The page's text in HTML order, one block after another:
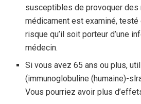
susceptibles de provoquer des
médicament est examiné,
risque qu’il soit porteur d’une
médecin.
Si vous avez 65 ans ou plus,
(immunoglobuline (humaine)-
Vous pourriez avoir plus